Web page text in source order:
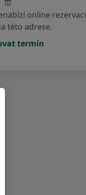
online rezervaci
této adrese.
termín